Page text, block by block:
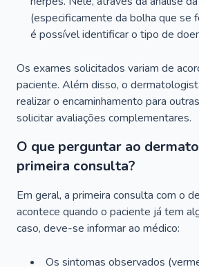
(especificamente da bolha que se
é possível identificar o tipo de
Os exames solicitados variam de
paciente. Além disso, o
realizar o encaminhamento para
solicitar avaliações complementares.
O que perguntar ao
primeira consulta?
Em geral, a primeira consulta com o
acontece quando o paciente já tem
caso, deve-se informar ao médico:
Os sintomas observados